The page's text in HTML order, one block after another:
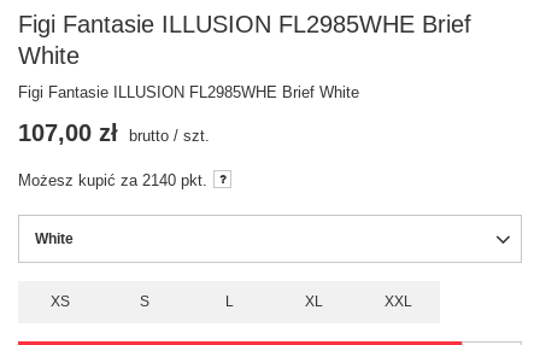
Figi Fantasie ILLUSION FL2985WHE Brief
White
Figi Fantasie ILLUSION FL2985WHE Brief White
White
XS S L XL XXL
107,00 zł brutto / szt.
Możesz kupić za 2140 pkt.